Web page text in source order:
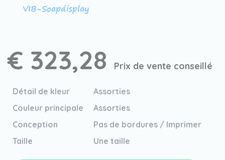
VIB-Soapdisplay
€ 323,28 Prix de vente conseillé
Détail de kleur
Assorties
Couleur principale
Assorties
Conception
Pas de bordures / Imprimer
Taille
Une taille